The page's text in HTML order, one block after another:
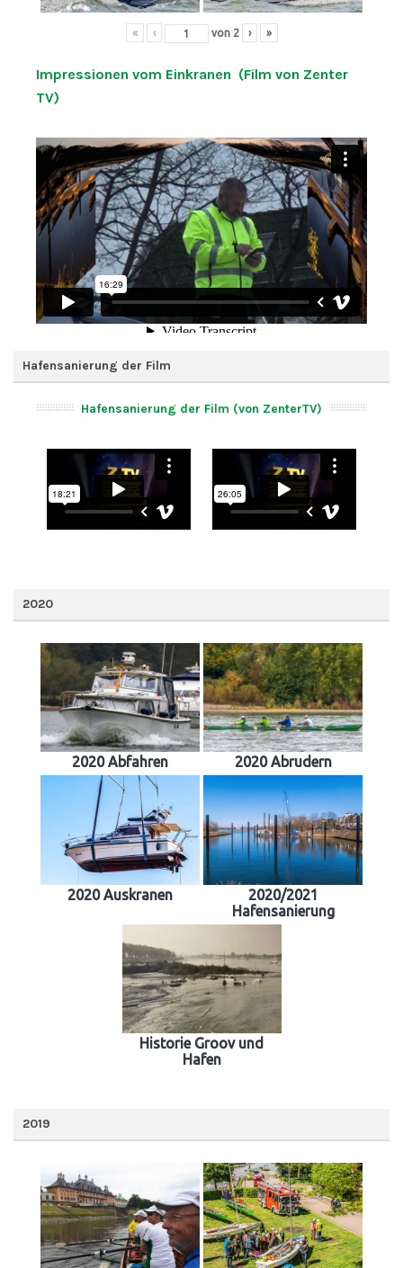
« ‹ von 2 › »
Impressionen vom Einkranen (Film von Zenter
TV)
Hafensanierung der Film
Hafensanierung der Film (von ZenterTV)
2020
2020 Abfahren 2020 Abrudern
2020 Auskranen
2020/2021
Hafensanierung
Historie Groov und
Hafen
2019